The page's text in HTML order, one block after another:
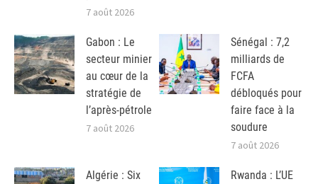
7 août 2026
Gabon : Le
secteur minier
au cœur de la
stratégie de
l’après-pétrole
7 août 2026
Sénégal : 7,2
milliards de
FCFA
débloqués pour
faire face à la
soudure
7 août 2026
Algérie : Six
Rwanda : L’UE